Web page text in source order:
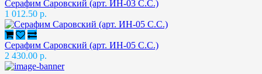
Серафим Саровский (арт. ИН-03 С.С.)
1 012.50 р.
Серафим Саровский (арт. ИН-05 С.С.)
2 430.00 р.